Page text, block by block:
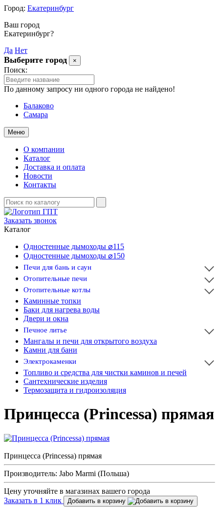
Город: Екатеринбург
Ваш город
Екатеринбург?
Да Нет
Выберите город ×
Поиск:
По данному запросу ни одного города не найдено!
Балаково
Самара
Меню
О компании
Каталог
Доставка и оплата
Новости
Контакты
Заказать звонок
Каталог
Одностенные дымоходы ⌀115
Одностенные дымоходы ⌀150
Печи для бань и саун
Отопительные печи
Отопительные котлы
Каминные топки
Баки для нагрева воды
Двери и окна
Печное литье
Мангалы и печи для открытого воздуха
Камни для бани
Электрокаменки
Топливо и средства для чистки каминов и печей
Сантехнические изделия
Термозащита и гидроизоляция
Принцесса (Princessa) прямая
Принцесса (Princessa) прямая
Производитель: Jabo Marmi (Польша)
Цену уточняйте в магазинах вашего города
Заказать в 1 клик
Добавить в корзину